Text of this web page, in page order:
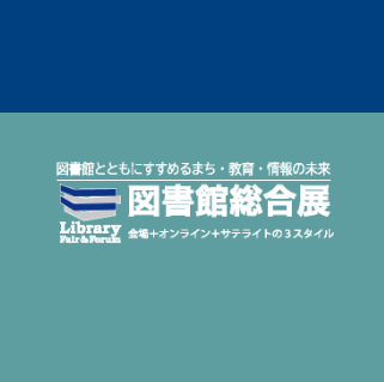
ン
ー
ザ